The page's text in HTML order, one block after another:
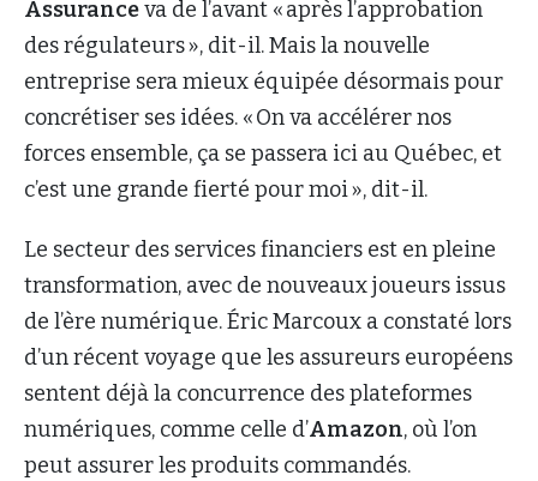
Assuranceva de l’avant « après l’approbation
des régulateurs », dit-il. Mais la nouvelle
entreprise sera mieux équipée désormais pour
concrétiser ses idées. « On va accélérer nos
forces ensemble, ça se passera ici au Québec, et
c’est une grande fierté pour moi », dit-il.
Le secteur des services financiers est en pleine
transformation, avec de nouveaux joueurs issus
de l’ère numérique. Éric Marcoux a constaté lors
d’un récent voyage que les assureurs européens
sentent déjà la concurrence des plateformes
numériques, comme celle d’Amazon, où l’on
peut assurer les produits commandés.